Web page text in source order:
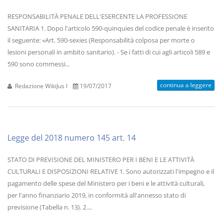
RESPONSABILITÀ PENALE DELL'ESERCENTE LA PROFESSIONE
SANITARIA 1. Dopo l'articolo 590-quinquies del codice penale è inserito
il seguente: «Art. 590-sexies (Responsabilità colposa per morte o
lesioni personali in ambito sanitario). - Se i fatti di cui agli articoli 589 e
590 sono commessi...
Redazione WikiJus I 19/07/2017 continua a leggere
Legge del 2018 numero 145 art. 14
STATO DI PREVISIONE DEL MINISTERO PER I BENI E LE ATTIVITÀ
CULTURALI E DISPOSIZIONI RELATIVE 1. Sono autorizzati l'impegno e il
pagamento delle spese del Ministero per i beni e le attività culturali,
per l'anno finanziario 2019, in conformità all'annesso stato di
previsione (Tabella n. 13). 2....